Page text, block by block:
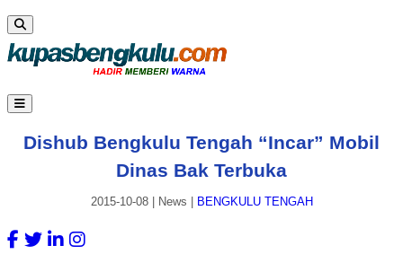
Dishub Bengkulu Tengah “Incar” Mobil
Dinas Bak Terbuka
2015-10-08| News BENGKULU TENGAH